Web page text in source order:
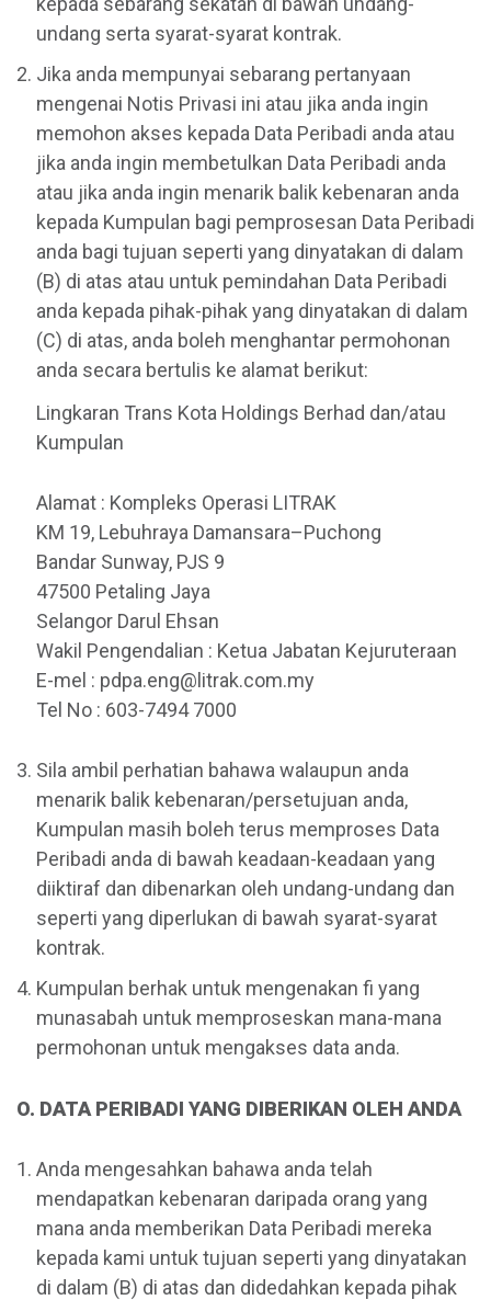
undang serta syarat-syarat kontrak.
Jika anda mempunyai sebarang pertanyaan
mengenai Notis Privasi ini atau jika anda ingin
memohon akses kepada Data Peribadi anda atau
jika anda ingin membetulkan Data Peribadi anda
atau jika anda ingin menarik balik kebenaran anda
kepada Kumpulan bagi pemprosesan Data Peribadi
anda bagi tujuan seperti yang dinyatakan di dalam
(B) di atas atau untuk pemindahan Data Peribadi
anda kepada pihak-pihak yang dinyatakan di dalam
(C) di atas, anda boleh menghantar permohonan
anda secara bertulis ke alamat berikut:
Lingkaran Trans Kota Holdings Berhad dan/atau
Kumpulan
Alamat : Kompleks Operasi LITRAK
KM 19, Lebuhraya Damansara–Puchong
Bandar Sunway, PJS 9
47500 Petaling Jaya
Selangor Darul Ehsan
Wakil Pengendalian : Ketua Jabatan Kejuruteraan
E-mel : pdpa.eng@litrak.com.my
Tel No : 603-7494 7000
Sila ambil perhatian bahawa walaupun anda
menarik balik kebenaran/persetujuan anda,
Kumpulan masih boleh terus memproses Data
Peribadi anda di bawah keadaan-keadaan yang
diiktiraf dan dibenarkan oleh undang-undang dan
seperti yang diperlukan di bawah syarat-syarat
kontrak.
Kumpulan berhak untuk mengenakan fi yang
munasabah untuk memproseskan mana-mana
permohonan untuk mengakses data anda.
O. DATA PERIBADI YANG DIBERIKAN OLEH ANDA
Anda mengesahkan bahawa anda telah
mendapatkan kebenaran daripada orang yang
mana anda memberikan Data Peribadi mereka
kepada kami untuk tujuan seperti yang dinyatakan
di dalam (B) di atas dan didedahkan kepada pihak